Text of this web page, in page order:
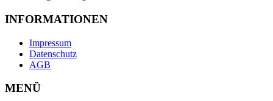
INFORMATIONEN
Impressum
Datenschutz
AGB
MENÜ